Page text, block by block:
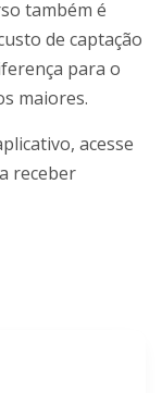
também é
de captação
para o
maiores.
acesse
receber